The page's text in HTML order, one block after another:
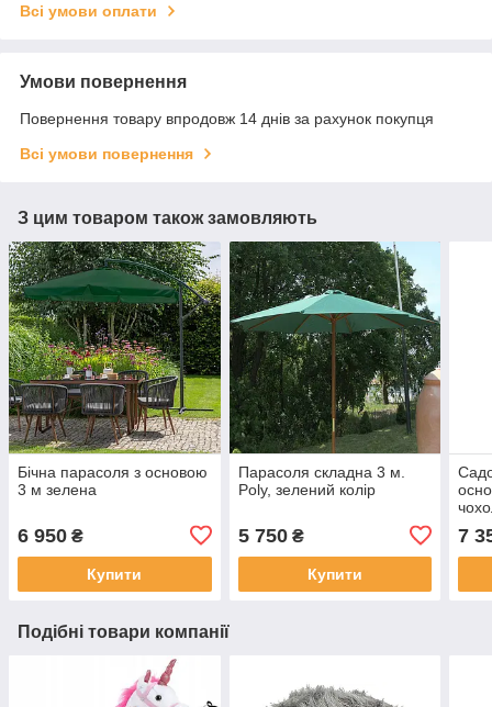
Всі умови оплати
Умови повернення
Повернення товару впродовж 14 днів за рахунок покупця
Всі умови повернення
З цим товаром також замовляють
Бічна парасоля з основою
3 м зелена
6 950 ₴
Купити
Парасоля складна 3 м.
Poly, зелений колір
5 750₴
Купити
7
Подібні товари компанії